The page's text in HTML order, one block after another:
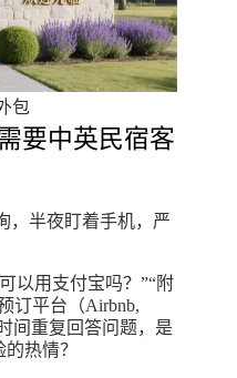
包
要中英民宿客
，半夜盯着手机，严
以用支付宝吗？”“附
订平台（Airbnb,
间重复回答问题，是
热情？